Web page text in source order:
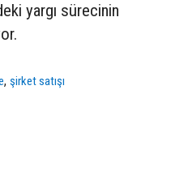
yargı sürecinin
,şirket satışı